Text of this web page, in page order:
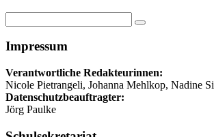
Impressum
Verantwortliche Redakteurinnen:
Nicole Pietrangeli, Johanna Mehlkop, Nadine
Datenschutzbeauftragter:
Jörg Paulke